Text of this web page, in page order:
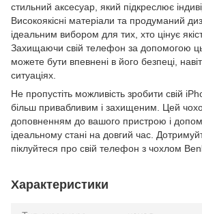
стильний аксесуар, який підкреслює
Високоякісні матеріали та продуманий
ідеальним вибором для тих, хто цінує
Захищаючи свій телефон за допомогою
можете бути впевнені в його безпеці,
ситуаціях.
Не пропустіть можливість зробити свій
більш привабливим і захищеним. Цей
доповненням до вашого пристрою і
ідеальному стані на довгий час.
піклуйтеся про свій телефон з чохлом
Характеристики